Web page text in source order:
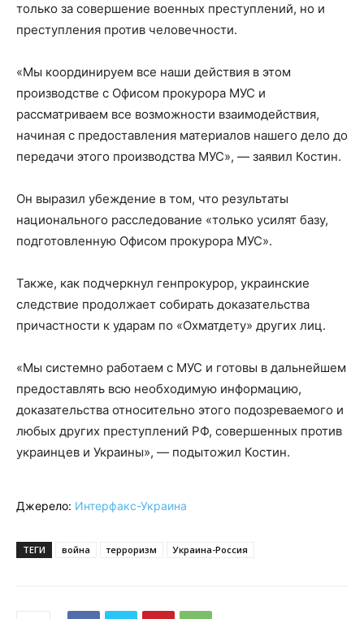
только за совершение военных преступлений, но и
преступления против человечности.
«Мы координируем все наши действия в этом
производстве с Офисом прокурора МУС и
рассматриваем все возможности взаимодействия,
начиная с предоставления материалов нашего дело до
передачи этого производства МУС», — заявил Костин.
Он выразил убеждение в том, что результаты
национального расследование «только усилят базу,
подготовленную Офисом прокурора МУС».
Также, как подчеркнул генпрокурор, украинские
следствие продолжает собирать доказательства
причастности к ударам по «Охматдету» других лиц.
«Мы системно работаем с МУС и готовы в дальнейшем
предоставлять всю необходимую информацию,
доказательства относительно этого подозреваемого и
любых других преступлений РФ, совершенных против
украинцев и Украины», — подытожил Костин.
Джерело: Интерфакс-Украина
ТЕГИ война терроризм Украина-Россия